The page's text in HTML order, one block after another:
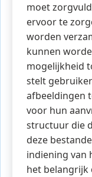
moet
ervoor te
worden
kunnen
mogelijkheid
stelt
afbeeldingen
voor hun
structuur die
deze
indiening van
het belangrijk